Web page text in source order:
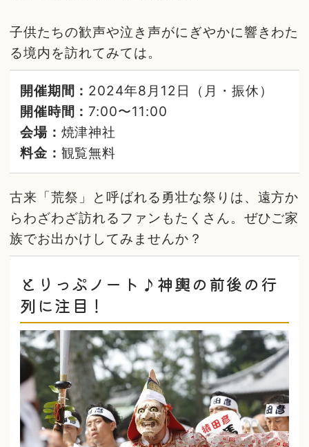
子供たちの歓声や泣き声がにぎやかに響きわた
る境内を訪れてみては。
開催期間： 2024年8月12日（月・振休）
開催時間： 7:00〜11:00
会場： 焼津神社
料金： 観覧無料
古来「荒祭」と呼ばれる勇壮な祭りは、遠方か
らわざわざ訪れるファンもたくさん。ぜひご家
族でお出かけしてみませんか？
とりっぷノート♪神輿の前後の行
列に注目！